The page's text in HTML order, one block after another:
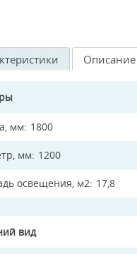
Описание
мм 1800
мм 1200
освещения, м2 17,8
вид